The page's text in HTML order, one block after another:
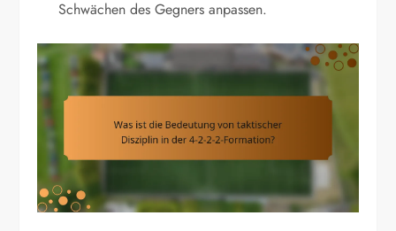
Schwächen des Gegners anpassen.